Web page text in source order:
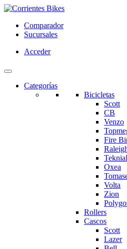
Comparador
Sucursales
Acceder
Categorías
Bicicletas
Scott
CB
Venzo
Fire
Teknial
Oxea
Volta
Zion
Rollers
Cascos
Scott
Lazer